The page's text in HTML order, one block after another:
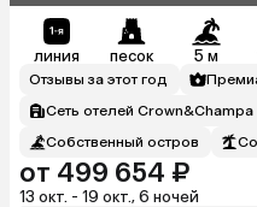
линия песок 5 м
Отзывы за этот год
Сеть отелей Crown&Champa
Собственный остров
от 499 654 ₽
13 окт. - 19 окт., 6 ночей